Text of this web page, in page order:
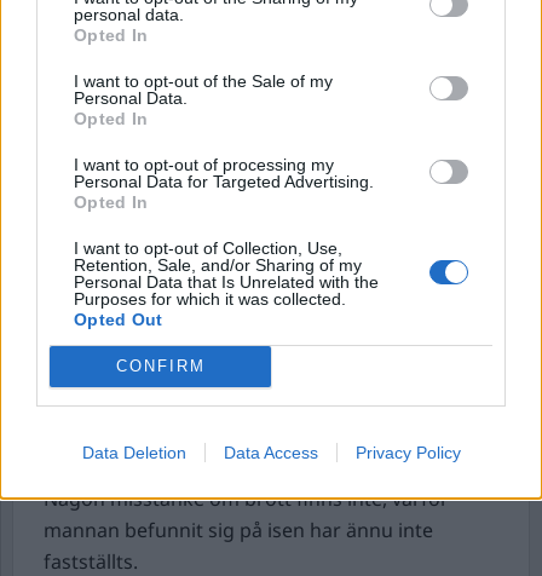
personal data.
Opted In
I want to opt-out of the Sale of my
Personal Data.
Opted In
I want to opt-out of processing my
Personal Data for Targeted Advertising.
Opted In
I want to opt-out of Collection, Use,
Retention, Sale, and/or Sharing of my
Personal Data that Is Unrelated with the
Purposes for which it was collected.
Opted Out
CONFIRM
Data Deletion Data Access Privacy Policy
förundersökning gällande mordbrand har inletts.
äldreboendei Valbo i Gävle. Allt började med att
två älgar gick genom isen i Gävleån.
Räddningstjänsten lyckades få upp dem, men en
av dem var så förvirrad att den sprang in genom
Då det inte gick att få ut älgen på ett säkert sätt,
beslutades att den skulle avlivas, en jägare sköt
ihjäl älgen.
En 30-årig man har hittas död på en frusen sjö
Luleå. Polis och ambulans larmades till platsen
under många timmar och frusit ihjäl.
Någon misstanke om brott finns inte, varför
mannan befunnit sig på isen har ännu inte
fastställts.